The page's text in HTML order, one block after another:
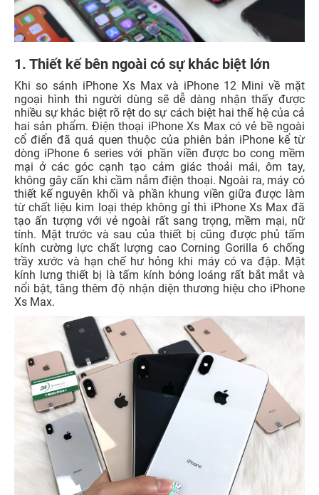
1. Thiết kế bên ngoài có sự khác biệt lớn
Khi so sánh iPhone Xs Max và iPhone 12 Mini về mặt
ngoại hình thì người dùng sẽ dễ dàng nhận thấy được
nhiều sự khác biệt rõ rệt do sự cách biệt hai thế hệ của cả
hai sản phẩm. Điện thoại iPhone Xs Max có vẻ bề ngoài
cổ điển đã quá quen thuộc của phiên bản iPhone kể từ
dòng iPhone 6 series với phần viền được bo cong mềm
mại ở các góc cạnh tạo cảm giác thoải mái, ôm tay,
không gây cấn khi cầm nắm điện thoại. Ngoài ra, máy có
thiết kế nguyên khối và phần khung viền giữa được làm
từ chất liệu kim loại thép không gỉ thì iPhone Xs Max đã
tạo ấn tượng với vẻ ngoài rất sang trọng, mềm mại, nữ
tính. Mặt trước và sau của thiết bị cũng được phủ tấm
kính cường lực chất lượng cao Corning Gorilla 6 chống
trầy xước và hạn chế hư hỏng khi máy có va đập. Mặt
kính lưng thiết bị là tấm kính bóng loáng rất bắt mắt và
nổi bật, tăng thêm độ nhận diện thương hiệu cho iPhone
Xs Max.